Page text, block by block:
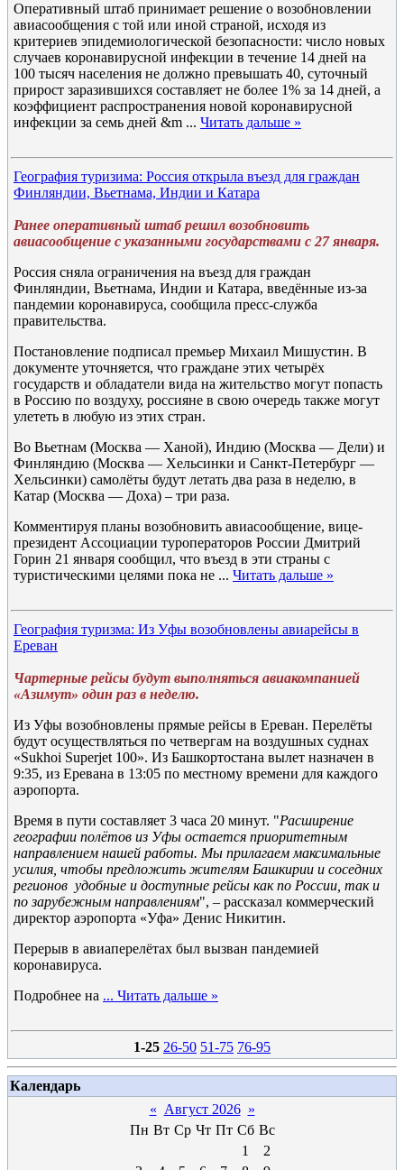
Оперативный штаб принимает решение о возобновлении
авиасообщения с той или иной страной, исходя из
критериев эпидемиологической безопасности: число новых
случаев коронавирусной инфекции в течение 14 дней на
100 тысяч населения не должно превышать 40, суточный
прирост заразившихся составляет не более 1% за 14 дней, а
коэффициент распространения новой коронавирусной
инфекции за семь дней &m ... Читать дальше »
География туризима: Россия открыла въезд для граждан
Финляндии, Вьетнама, Индии и Катара
Ранее оперативный штаб решил возобновить
авиасообщение с указанными государствами с 27 января.
Россия сняла ограничения на въезд для граждан
Финляндии, Вьетнама, Индии и Катара, введённые из-за
пандемии коронавируса, сообщила пресс-служба
правительства.
Постановление подписал премьер Михаил Мишустин. В
документе уточняется, что граждане этих четырёх
государств и обладатели вида на жительство могут попасть
в Россию по воздуху, россияне в свою очередь также могут
улететь в любую из этих стран.
Во Вьетнам (Москва — Ханой), Индию (Москва — Дели) и
Финляндию (Москва — Хельсинки и Санкт-Петербург —
Хельсинки) самолёты будут летать два раза в неделю, в
Катар (Москва — Доха) – три раза.
Комментируя планы возобновить авиасообщение, вице-
президент Ассоциации туроператоров России Дмитрий
Горин 21 января сообщил, что въезд в эти страны с
туристическими целями пока не ... Читать дальше »
География туризма: Из Уфы возобновлены авиарейсы в
Ереван
Чартерные рейсы будут выполняться авиакомпанией
«Азимут» один раз в неделю.
Из Уфы возобновлены прямые рейсы в Ереван. Перелёты
будут осуществляться по четвергам на воздушных суднах
«Sukhoi Superjet 100». Из Башкортостана вылет назначен в
9:35, из Еревана в 13:05 по местному времени для каждого
аэропорта.
Время в пути составляет 3 часа 20 минут. "Расширение
географии полётов из Уфы остается приоритетным
направлением нашей работы. Мы прилагаем максимальные
усилия, чтобы предложить жителям Башкирии и соседних
регионов удобные и доступные рейсы как по России, так и
по зарубежным направлениям", – рассказал коммерческий
директор аэропорта «Уфа» Денис Никитин.
Перерыв в авиаперелётах был вызван пандемией
коронавируса.
Подробнее на ... Читать дальше »
1-25 26-50 51-75 76-95
Календарь
« Август 2026 »
Пн Вт Ср Чт Пт Сб Вс
1
2